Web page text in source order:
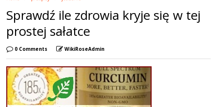
Sprawdź ile zdrowia kryje się w tej
prostej sałatce
0 Comments WikiRoseAdmin